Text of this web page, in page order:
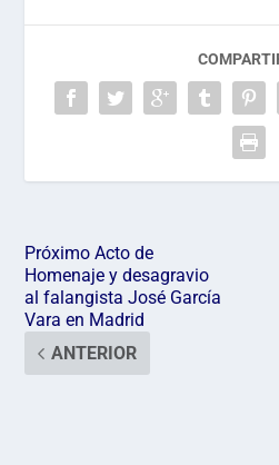
Próximo Acto de
Homenaje y desagravio
al falangista José García
Vara en Madrid
ANTERIOR